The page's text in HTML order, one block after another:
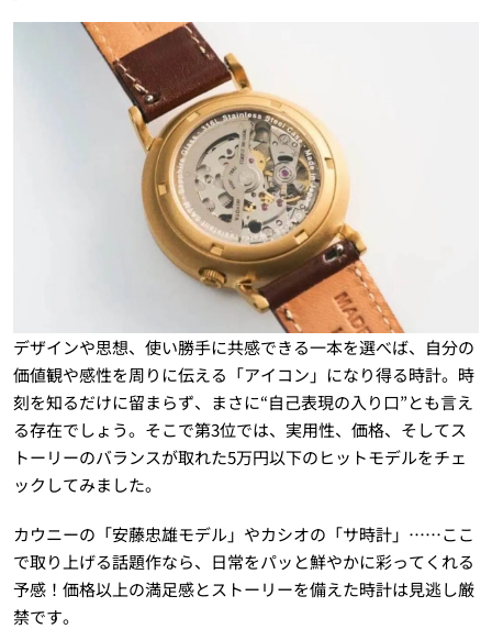
デザインや思想、使い勝手に共感できる一本を選べば、自分の
価値観や感性を周りに伝える「アイコン」になり得る時計。時
刻を知るだけに留まらず、まさに“自己表現の入り口”とも言え
る存在でしょう。そこで第3位では、実用性、価格、そしてス
トーリーのバランスが取れた5万円以下のヒットモデルをチェ
ックしてみました。
カウニーの「安藤忠雄モデル」やカシオの「サ時計」……ここ
で取り上げる話題作なら、日常をパッと鮮やかに彩ってくれる
予感！価格以上の満足感とストーリーを備えた時計は見逃し厳
禁です。